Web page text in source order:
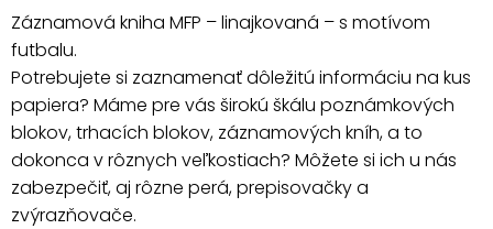
Záznamová kniha MFP – linajkovaná – s motívom
futbalu.
Potrebujete si zaznamenať dôležitú informáciu na kus
papiera? Máme pre vás širokú škálu poznámkových
blokov, trhacích blokov, záznamových kníh, a to
dokonca v rôznych veľkostiach? Môžete si ich u nás
zabezpečiť, aj rôzne perá, prepisovačky a
zvýrazňovače.